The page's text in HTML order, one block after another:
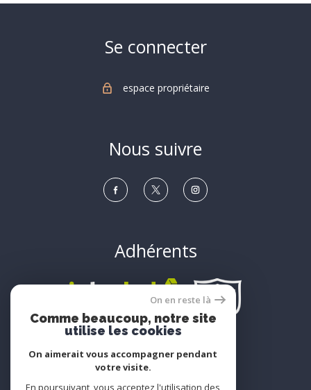
Se connecter
espace propriétaire
Nous suivre
Adhérents
© 2022 Tous droits réservés
On en reste là
Comme beaucoup, notre site
utilise les cookies
On aimerait vous accompagner pendant
votre visite.
En poursuivant, vous acceptez l'utilisation des